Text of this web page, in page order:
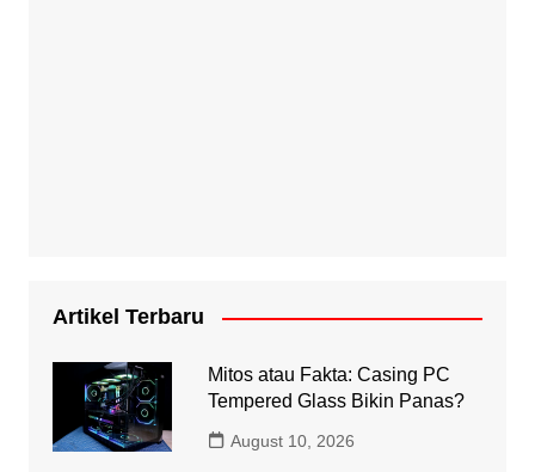
Artikel Terbaru
Mitos atau Fakta: Casing PC
Tempered Glass Bikin Panas?
August 10, 2026